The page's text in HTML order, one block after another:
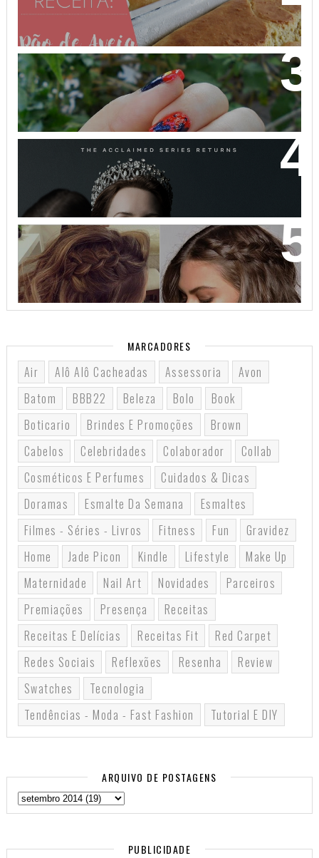
PRECISA SOVAR! VEM APRENDER!
NAIL ART MICKEY MOUSE
THE CROWN: A HISTÓRIA DA REALEZA BRITÂNICA
COMO VOCÊ NUNCA VIU!
32 INSPIRAÇÕES DE PENTEADOS PARA CABELOS
CURTOS
MARCADORES
Air Alô Alô Cacheadas Assessoria
Avon
Batom
BBB22 Beleza Bolo
Book
Boticario
Brindes E Promoções
Brown
Cabelos
Celebridades Colaborador
Collab
Cosméticos E Perfumes
Cuidados & Dicas
Doramas
Esmalte Da Semana
Esmaltes
Filmes - Séries - Livros
Fitness Fun
Gravidez
Home
Jade Picon Kindle Lifestyle
Make Up
Maternidade
Nail Art Novidades
Parceiros
Premiações
Presença
Receitas
Receitas E Delícias
Receitas Fit
Red Carpet
Redes Sociais
Reflexões Resenha
Review
Swatches
Tecnologia
Tendências - Moda - Fast Fashion
Tutorial E DIY
ARQUIVO DE POSTAGENS
PUBLICIDADE